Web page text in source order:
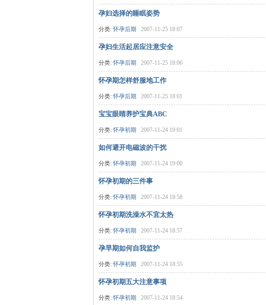
网
孕妇选择的睡眠姿势
分类:怀孕后期 2007-11-25 18:07
孕妇生活起居应注意安全
分类:怀孕后期 2007-11-25 18:06
怀孕期怎样舒服地工作
分类:怀孕后期 2007-11-25 18:01
宝宝眼睛养护宝典ABC
分类:怀孕初期 2007-11-24 19:01
如何避开电磁波的干扰
分类:怀孕初期 2007-11-24 19:00
怀孕初期的三件事
分类:怀孕初期 2007-11-24 18:58
怀孕初期洗澡水不宜太热
分类:怀孕初期 2007-11-24 18:57
孕早期如何自我监护
分类:怀孕初期 2007-11-24 18:55
怀孕初期五大注意事项
分类:怀孕初期 2007-11-24 18:54